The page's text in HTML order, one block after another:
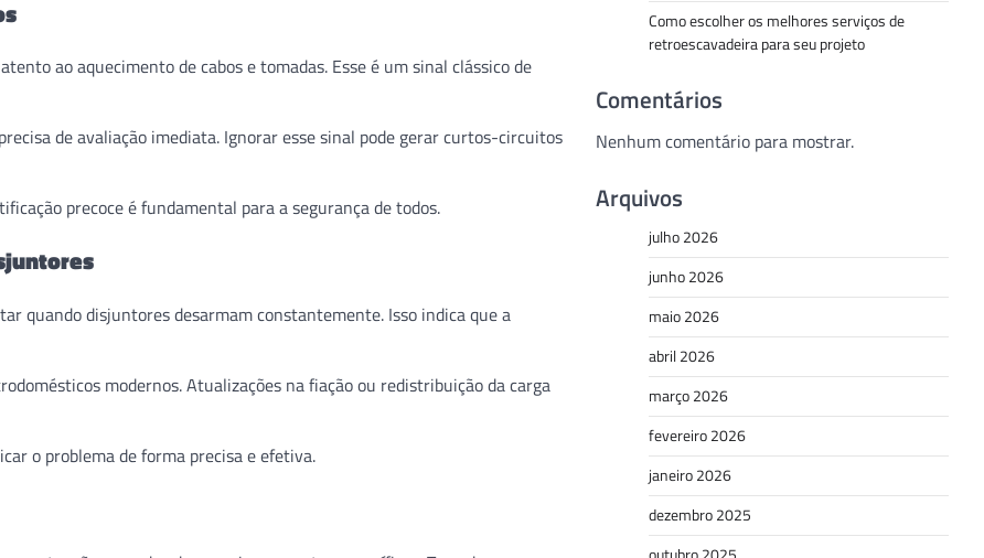
ao aquecimento de cabos e tomadas. Esse é um sinal clássico de
de avaliação imediata. Ignorar esse sinal pode gerar curtos-circuitos
precoce é fundamental para a segurança de todos.
quando disjuntores desarmam constantemente. Isso indica que a
modernos. Atualizações na fiação ou redistribuição da carga
o problema de forma precisa e efetiva.
Como escolher os melhores serviços de
retroescavadeira para seu projeto
Comentários
Nenhum comentário para mostrar.
Arquivos
julho 2026
junho 2026
maio 2026
abril 2026
março 2026
fevereiro 2026
janeiro 2026
dezembro 2025